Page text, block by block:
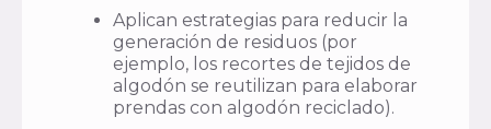
Aplican estrategias para reducir la
generación de residuos (por
ejemplo, los recortes de tejidos de
algodón se reutilizan para elaborar
prendas con algodón reciclado).